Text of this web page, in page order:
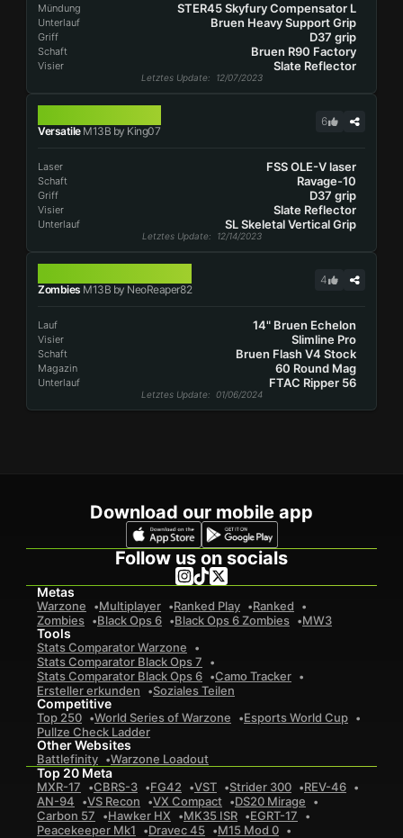
Mündung STER45 Skyfury Compensator L
Unterlauf Bruen Heavy Support Grip
Griff D37 grip
Schaft Bruen R90 Factory
Visier Slate Reflector
Letztes Update: 12/07/2023
VersatileM13B by King07
6
Laser FSS OLE-V laser
Schaft Ravage-10
Griff D37 grip
Visier Slate Reflector
Unterlauf SL Skeletal Vertical Grip
Letztes Update: 12/14/2023
Zombies M13B by NeoReaper82
4
Lauf 14" Bruen Echelon
Visier Slimline Pro
Schaft Bruen Flash V4 Stock
Magazin 60 Round Mag
Unterlauf FTAC Ripper 56
Letztes Update: 01/06/2024
Download our mobile app
Follow us on socials
Metas
Warzone Multiplayer Ranked Play
Ranked
Zombies
Black Ops 6 Black Ops 6 Zombies MW3
Tools
Stats Comparator Warzone
Stats Comparator Black Ops 7
Stats Comparator Black Ops 6
Camo Tracker
Ersteller erkunden
Soziales Teilen
Competitive
Top 250 World Series of Warzone
Esports World Cup
Pullze Check Ladder
Other Websites
Battlefinity Warzone Loadout
Top 20 Meta
MXR-17 CBRS-3 FG42 VST Strider 300
REV-46
AN-94
VS Recon VX Compact
DS20 Mirage
Carbon 57
Hawker HX MK35 ISR
EGRT-17
Peacekeeper Mk1
Dravec 45
M15 Mod 0